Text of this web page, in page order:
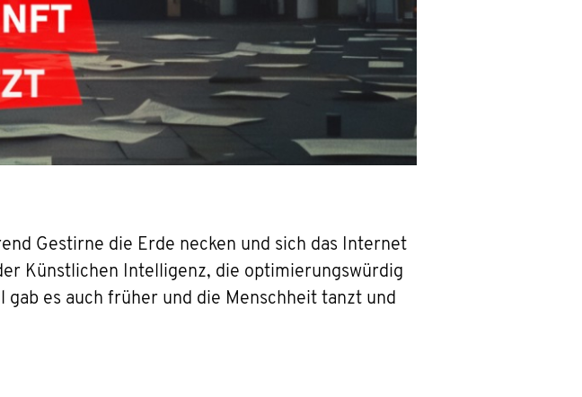
Gestirne die Erde necken und sich das Internet
Künstlichen Intelligenz, die optimierungswürdig
gab es auch früher und die Menschheit tanzt und